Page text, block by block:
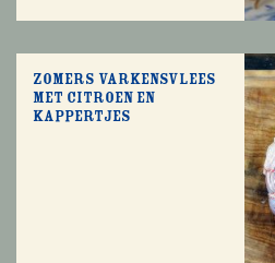
Zomers varkensvlees
met citroen en
kappertjes